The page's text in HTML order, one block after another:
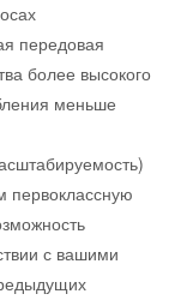
передовая
более высокого
меньше
первоклассную
с вашими